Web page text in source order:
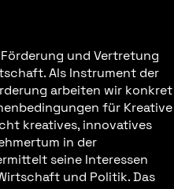
und Vertretung
Als Instrument der
arbeiten wir konkret
für Kreative
kreatives, innovatives
in der
seine Interessen
und Politik. Das